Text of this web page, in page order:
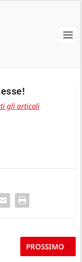
gli articoli
PROSSIMO